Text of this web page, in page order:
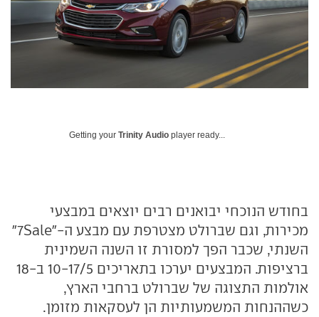
Getting your Trinity Audio player ready...
בחודש הנוכחי יבואנים רבים יוצאים במבצעי
מכירות, וגם שברולט מצטרפת עם מבצע ה-"7Sale"
השנתי, שכבר הפך למסורת זו השנה השמינית
ברציפות. המבצעים יערכו בתאריכים 10-17/5 ב-18
אולמות התצוגה של שברולט ברחבי הארץ,
כשההנחות המשמעותיות הן לעסקאות מזומן.